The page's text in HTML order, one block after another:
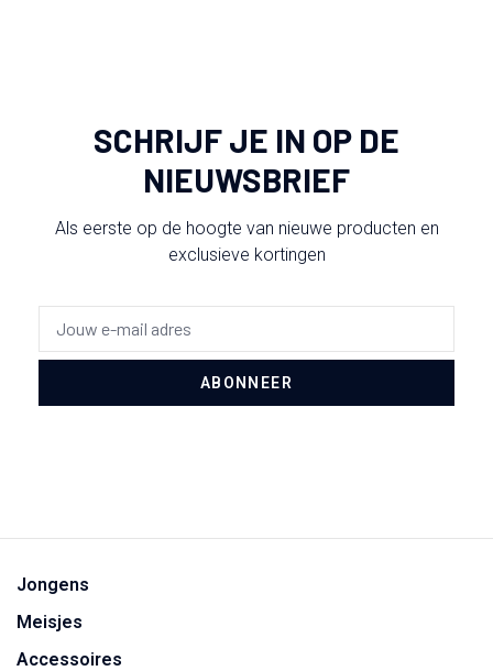
SCHRIJF JE IN OP DE
NIEUWSBRIEF
Als eerste op de hoogte van nieuwe producten en
exclusieve kortingen
ABONNEER
Jongens
Meisjes
Accessoires